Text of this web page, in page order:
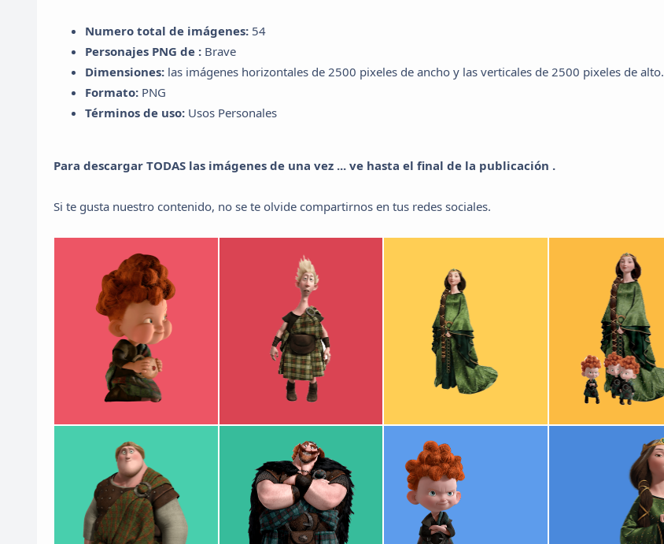
Numero total de imágenes: 54
Personajes PNG de : Brave
Dimensiones: las imágenes horizontales de 2500 pixeles de ancho y las verticales de 2500 pixeles de alto.
Formato: PNG
Términos de uso: Usos Personales
Para descargar TODAS las imágenes de una vez ... ve hasta el final de la publicación .
Si te gusta nuestro contenido, no se te olvide compartirnos en tus redes sociales.